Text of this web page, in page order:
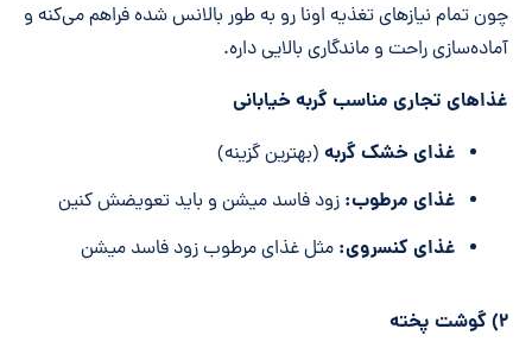
چون تمام نیازهای تغذیه اونا رو به طور بالانس شده فراهم می‌کنه و
آماده‌سازی راحت و ماندگاری بالایی داره.
غذاهای تجاری مناسب گربه خیابانی
غذای خشک گربه (بهترین گزینه)
غذای مرطوب: زود فاسد میشن و باید تعویضش کنین
غذای کنسروی: مثل غذای مرطوب زود فاسد میشن
۲) گوشت پخته